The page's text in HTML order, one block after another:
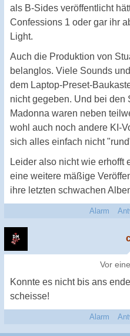
als B-Sides veröffentlicht
Confessions 1 oder gar ihr
Light.
Auch die Produktion von
belanglos. Viele Sounds
dem Laptop-Preset-
nicht gegeben. Und bei den
Madonna waren neben
wohl auch noch andere KI-
sich alles einfach nicht
Leider also nicht wie erhofft
eine weitere mäßige
ihre letzten schwachen
Alarm
Vor
Konnte es nicht bis ans
scheisse!
Alarm